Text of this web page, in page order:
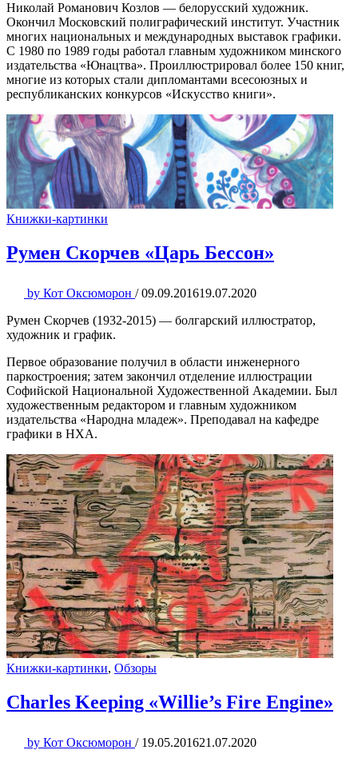
Николай Романович Козлов — белорусский художник.
Окончил Московский полиграфический институт. Участник
многих национальных и международных выставок графики.
С 1980 по 1989 годы работал главным художником минского
издательства «Юнацтва». Проиллюстрировал более 150 книг,
многие из которых стали дипломантами всесоюзных и
республиканских конкурсов «Искусство книги».
Книжки-картинки
Румен Скорчев «Царь Бессон»
by Кот Оксюморон / 09.09.201619.07.2020
Румен Скорчев (1932-2015) — болгарский иллюстратор,
художник и график.
Первое образование получил в области инженерного
паркостроения; затем закончил отделение иллюстрации
Софийской Национальной Художественной Академии. Был
художественным редактором и главным художником
издательства «Народна младеж». Преподавал на кафедре
графики в НХА.
Книжки-картинки, Обзоры
Charles Keeping «Willie’s Fire Engine»
by Кот Оксюморон / 19.05.201621.07.2020